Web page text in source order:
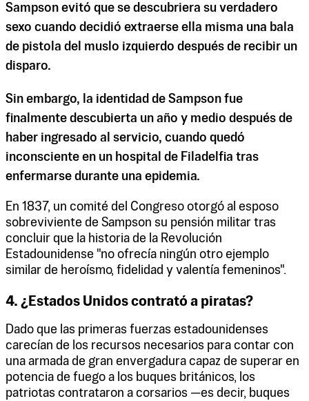
Sampson evitó que se descubriera su verdadero
sexo cuando decidió extraerse ella misma una bala
de pistola del muslo izquierdo después de recibir un
disparo.
Sin embargo, la identidad de Sampson fue
finalmente descubierta un año y medio después de
haber ingresado al servicio, cuando quedó
inconsciente en un hospital de Filadelfia tras
enfermarse durante una epidemia.
En 1837, un comité del Congreso otorgó al esposo
sobreviviente de Sampson su pensión militar tras
concluir que la historia de la Revolución
Estadounidense "no ofrecía ningún otro ejemplo
similar de heroísmo, fidelidad y valentía femeninos".
4. ¿Estados Unidos contrató a piratas?
Dado que las primeras fuerzas estadounidenses
carecían de los recursos necesarios para contar con
una armada de gran envergadura capaz de superar en
potencia de fuego a los buques británicos, los
patriotas contrataron a corsarios —es decir, buques